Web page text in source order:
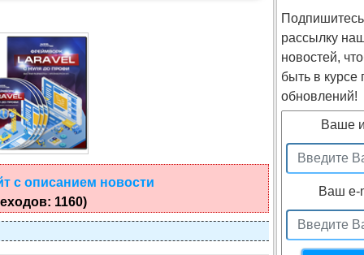
с описанием новости
1160)
рассылку
новостей,
быть в курсе
обновлений!
Ваше
Ваш e-